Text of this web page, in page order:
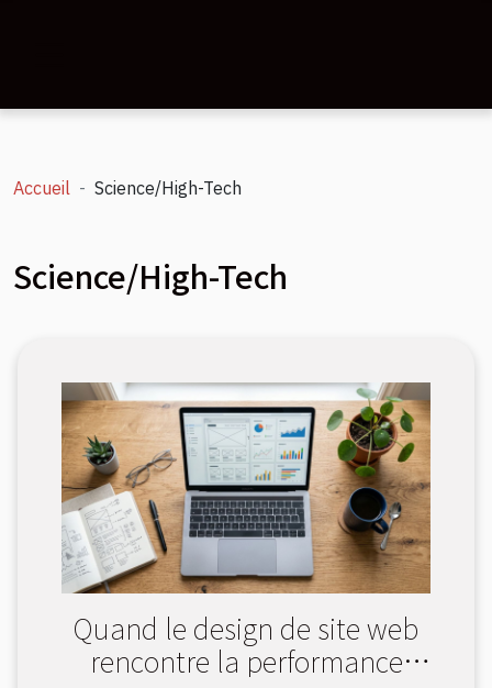
Accueil Science/High-Tech
Science/High-Tech
Quand le design de site web
rencontre la performance